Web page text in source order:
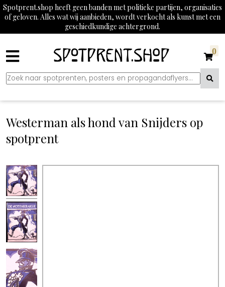
Spotprent.shop heeft geen banden met politieke partijen, organisaties
of geloven. Alles wat wij aanbieden, wordt verkocht als kunst met een
geschiedkundige achtergrond.
0
Westerman als hond van Snijders op
spotprent